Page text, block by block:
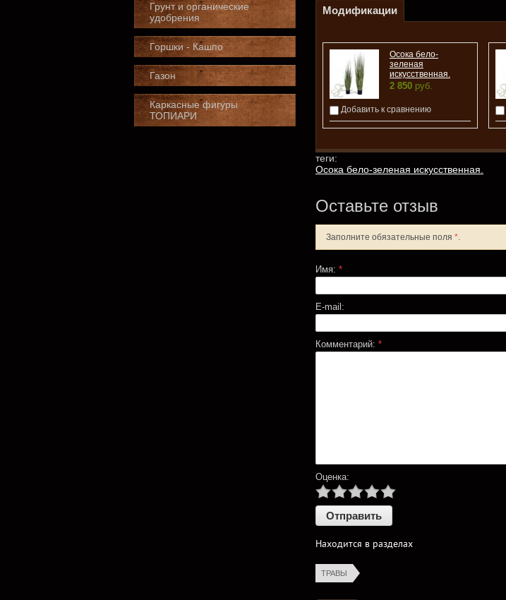
Модификации
Осока бело-
зеленая
искусственная.
2 850 руб.
Добавить к сравнению
теги:
Осока бело-зеленая искусственная.
Оставьте отзыв
Заполните обязательные поля *
Имя: *
E-mail:
Комментарий: *
Оценка:
Находится в разделах
ТРАВЫ
Грунт и органические
удобрения
Горшки - Кашпо
Газон
Каркасные фигуры
ТОПИАРИ